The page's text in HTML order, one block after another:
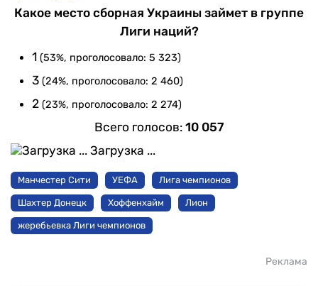
Какое место сборная Украины займет в группе
Лиги наций?
1 (53%, проголосовало: 5 323)
3 (24%, проголосовало: 2 460)
2 (23%, проголосовало: 2 274)
Всего голосов: 10 057
Загрузка ...
Манчестер Сити УЕФА Лига чемпионов
Шахтер Донецк Хоффенхайм Лион
жеребьевка Лиги чемпионов
Реклама